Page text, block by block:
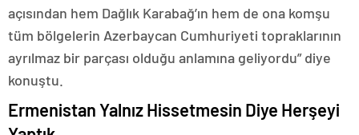
açısından hem Dağlık Karabağ’ın hem de ona komşu
tüm bölgelerin Azerbaycan Cumhuriyeti topraklarının
ayrılmaz bir parçası olduğu anlamına geliyordu” diye
konuştu.
Ermenistan Yalnız Hissetmesin Diye Herşeyi